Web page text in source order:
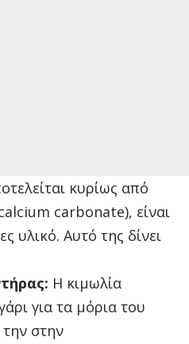
κυρίως από
carbonate), είναι
υλικό. Αυτό της δίνει
Η κιμωλία
για τα μόρια του
στην